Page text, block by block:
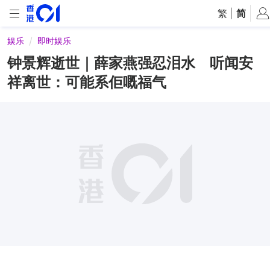
繁 简
娱乐 即时娱乐
钟景辉逝世｜薛家燕强忍泪水 听闻安
祥离世：可能系佢嘅福气